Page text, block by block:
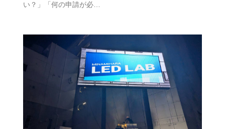
い？」「何の申請が必…